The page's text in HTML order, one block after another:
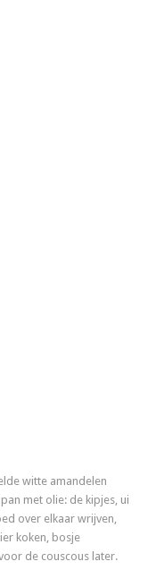
witte amandelen
met olie: de kipjes, ui
over elkaar wrijven,
koken, bosje
de couscous later.